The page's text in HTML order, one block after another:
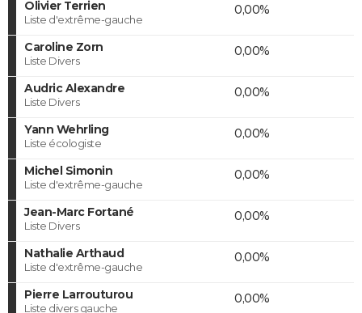
Olivier Terrien
Liste d'extrême-gauche
0,00%
Caroline Zorn
Liste Divers
0,00%
Audric Alexandre
Liste Divers
0,00%
Yann Wehrling
Liste écologiste
0,00%
Michel Simonin
Liste d'extrême-gauche
0,00%
Jean-Marc Fortané
Liste Divers
0,00%
Nathalie Arthaud
Liste d'extrême-gauche
0,00%
Pierre Larrouturou
Liste divers gauche
0,00%